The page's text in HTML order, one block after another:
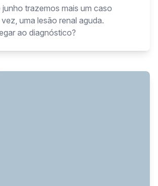
junho trazemos mais um caso
uma lesão renal aguda.
ao diagnóstico?